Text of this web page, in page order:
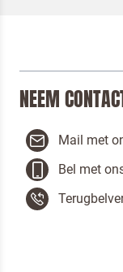
NEEM
Mail met
Bel met